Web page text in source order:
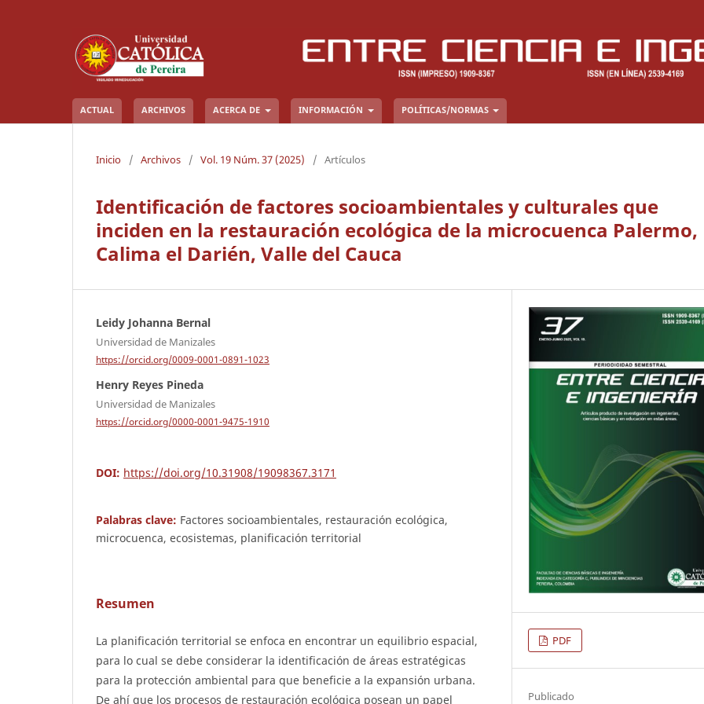
ACTUAL ARCHIVOS ACERCA DE INFORMACIÓN POLÍTICAS/NORMAS
Inicio / Archivos / Vol. 19 Núm. 37 (2025) / Artículos
Identificación de factores socioambientales y culturales que
inciden en la restauración ecológica de la microcuenca Palermo,
Calima el Darién, Valle del Cauca
Leidy Johanna Bernal
Universidad de Manizales
https://orcid.org/0009-0001-0891-1023
Henry Reyes Pineda
Universidad de Manizales
https://orcid.org/0000-0001-9475-1910
DOI: https://doi.org/10.31908/19098367.3171
Palabras clave: Factores socioambientales, restauración ecológica,
microcuenca, ecosistemas, planificación territorial
Resumen
La planificación territorial se enfoca en encontrar un equilibrio espacial,
para lo cual se debe considerar la identificación de áreas estratégicas
para la protección ambiental para que beneficie a la expansión urbana.
De ahí que los procesos de restauración ecológica posean un papel
PDF
Publicado